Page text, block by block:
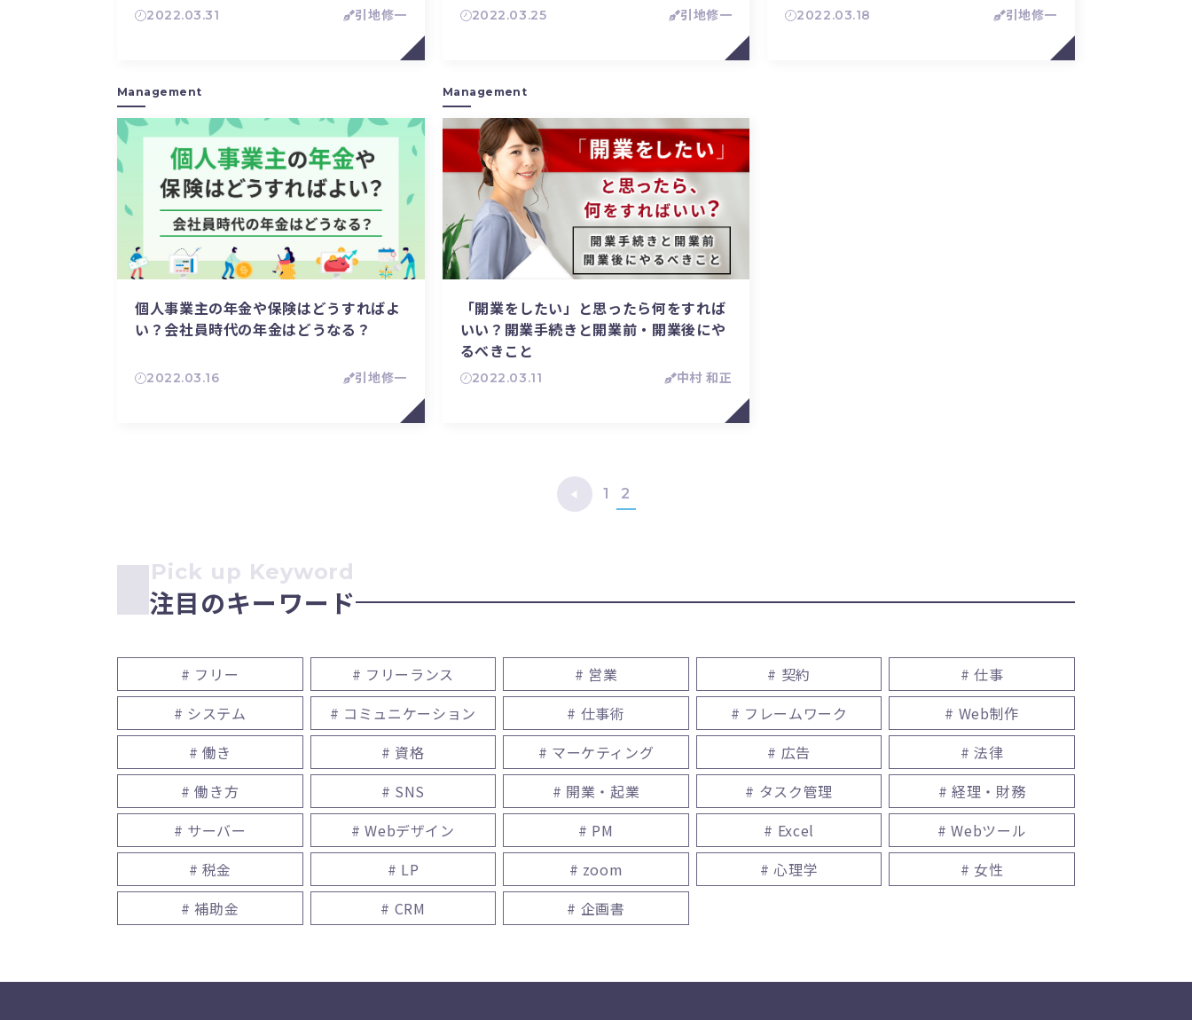
2022.03.31 引地修一 2022.03.25 引地修一 2022.03.18 引地修一
Management
個人事業主の年金や保険はどうすればよ
い？会社員時代の年金はどうなる？
2022.03.16 引地修一
Management
「開業をしたい」と思ったら何をすれば
いい？開業手続きと開業前・開業後にや
るべきこと
2022.03.11 中村 和正
1 2
Pick up Keyword
注目のキーワード
# フリー # フリーランス # 営業 # 契約
# 仕事
# システム
# コミュニケーション # 仕事術 # フレームワーク
# Web制作
# 働き
# 資格 # マーケティング # 広告
# 法律
# 働き方
# SNS # 開業・起業 # タスク管理
# 経理・財務
# サーバー
# Webデザイン # PM # Excel
# Webツール
# 税金
# LP # zoom # 心理学
# 女性
# 補助金
# CRM # 企画書